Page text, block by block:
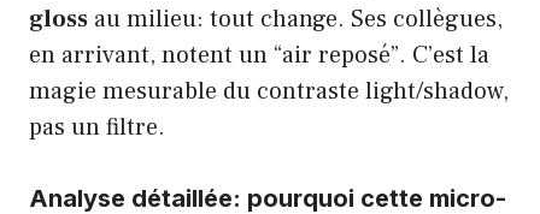
gloss au milieu: tout change. Ses collègues,
en arrivant, notent un “air reposé”. C’est la
magie mesurable du contraste light/shadow,
pas un filtre.
Analyse détaillée: pourquoi cette micro-